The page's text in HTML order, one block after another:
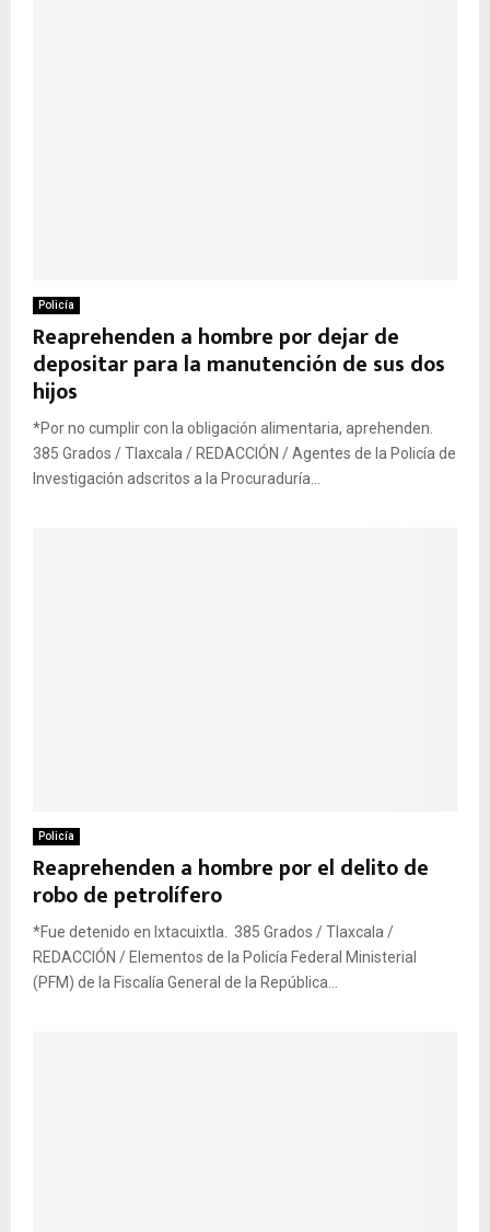
Policía
Reaprehenden a hombre por dejar de
depositar para la manutención de sus dos
hijos
*Por no cumplir con la obligación alimentaria, aprehenden.
385 Grados / Tlaxcala / REDACCIÓN / Agentes de la Policía de
Investigación adscritos a la Procuraduría...
Policía
Reaprehenden a hombre por el delito de
robo de petrolífero
*Fue detenido en Ixtacuixtla. 385 Grados / Tlaxcala /
REDACCIÓN / Elementos de la Policía Federal Ministerial
(PFM) de la Fiscalía General de la República...